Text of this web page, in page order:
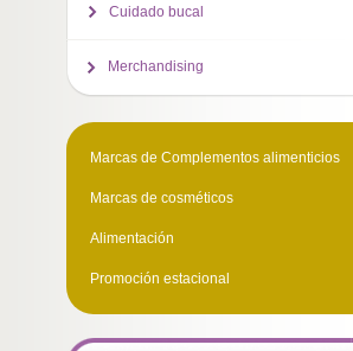
Cuidado bucal
Merchandising
Marcas de Complementos alimenticios
Marcas de cosméticos
Alimentación
Promoción estacional